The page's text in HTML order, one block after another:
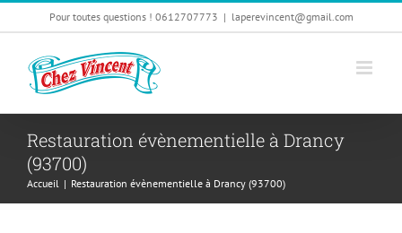
au
contenu
Pour toutes questions ! 0612707773 | laperevincent@gmail.com
Restauration évènementielle à Drancy
(93700)
Accueil | Restauration évènementielle à Drancy (93700)